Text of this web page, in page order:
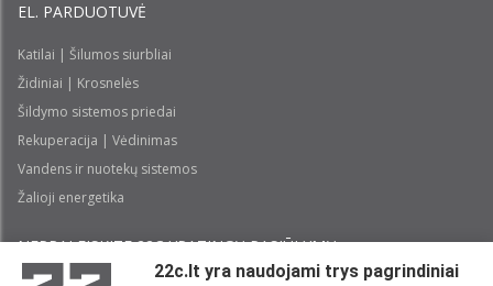
EL. PARDUOTUVĖ
Katilai | Šilumos siurbliai
Židiniai | Krosnelės
Šildymo sistemos priedai
Rekuperacija | Vėdinimas
Vandens ir nuotekų sistemos
Žalioji energetika
NEPRALEISKITE 22С YPATINGŲ PASIŪLYMŲ:
22c.lt yra naudojami trys pagrindiniai